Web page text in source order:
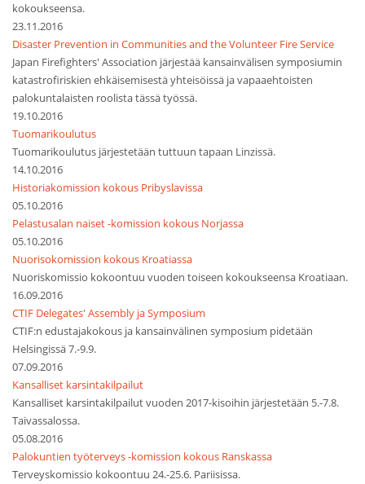
kokoukseensa.
23.11.2016
Disaster Prevention in Communities and the Volunteer Fire Service
Japan Firefighters' Association järjestää kansainvälisen symposiumin
katastrofiriskien ehkäisemisestä yhteisöissä ja vapaaehtoisten
palokuntalaisten roolista tässä työssä.
19.10.2016
Tuomarikoulutus
Tuomarikoulutus järjestetään tuttuun tapaan Linzissä.
14.10.2016
Historiakomission kokous Pribyslavissa
05.10.2016
Pelastusalan naiset -komission kokous Norjassa
05.10.2016
Nuorisokomission kokous Kroatiassa
Nuoriskomissio kokoontuu vuoden toiseen kokoukseensa Kroatiaan.
16.09.2016
CTIF Delegates' Assembly ja Symposium
CTIF:n edustajakokous ja kansainvälinen symposium pidetään
Helsingissä 7.-9.9.
07.09.2016
Kansalliset karsintakilpailut
Kansalliset karsintakilpailut vuoden 2017-kisoihin järjestetään 5.-7.8.
Taivassalossa.
05.08.2016
Palokuntien työterveys -komission kokous Ranskassa
Terveyskomissio kokoontuu 24.-25.6. Pariisissa.